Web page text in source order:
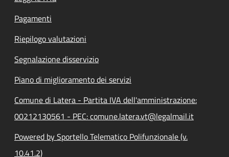
Pagamenti
Riepilogo valutazioni
Segnalazione disservizio
Piano di miglioramento dei servizi
Comune di Latera - Partita IVA dell'amministrazione:
00212130561 - PEC: comune.latera.vt@legalmail.it
Powered by Sportello Telematico Polifunzionale (v.
10.41.2)